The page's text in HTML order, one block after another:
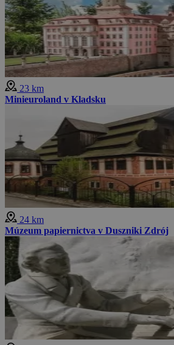
23 km
Minieuroland v Kladsku
24 km
Múzeum papiernictva v Duszniki Zdrój